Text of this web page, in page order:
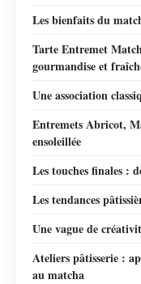
Les bienfaits du
Tarte Entremet
gourmandise et
Une association
Entremets Abricot,
ensoleillée
Les touches finales :
Les tendances
Une vague de
Ateliers pâtisserie :
au matcha